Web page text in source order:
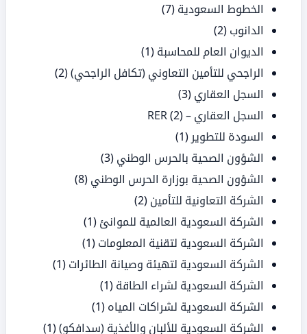
الخطوط السعودية (7)
الدانوب (2)
الديوان العام للمحاسبة (1)
الراجحي للتأمين التعاوني (تكافل الراجحي)(2)
السجل العقاري (3)
السجل العقاري – RER(2)
السودة للتطوير (1)
الشؤون الصحية بالحرس الوطني (3)
الشؤون الصحية بوزارة الحرس الوطني (8)
الشركة التعاونية للتأمين (2)
الشركة السعودية العالمية للموانئ (1)
الشركة السعودية لتقنية المعلومات (1)
الشركة السعودية لتهيئة وصيانة الطائرات (1)
الشركة السعودية لشراء الطاقة (1)
الشركة السعودية لشراكات المياه (1)
الشركة السعودية للألبان والأغذية (سدافكو)(1)